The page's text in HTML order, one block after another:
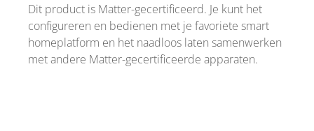
Dit product is Matter-gecertificeerd. Je kunt het
configureren en bedienen met je favoriete smart
homeplatform en het naadloos laten samenwerken
met andere Matter-gecertificeerde apparaten.